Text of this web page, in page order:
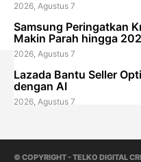
2026, Agustus 7
Samsung Peringatkan
Makin Parah hingga
2026, Agustus 7
Lazada Bantu Seller
dengan AI
2026, Agustus 7
© COPYRIGHT - TELKO DIGITAL